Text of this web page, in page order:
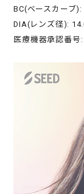
BC(ベースカーブ
DIA(レンズ径):
医療機器承認番